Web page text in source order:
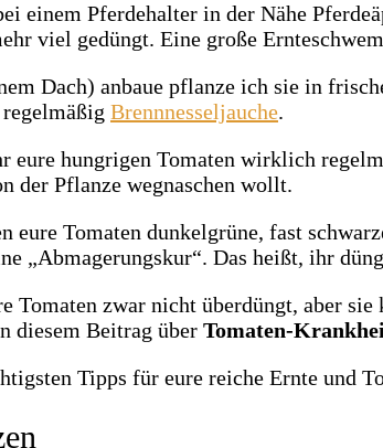
einem Pferdehalter in der Nähe
viel gedüngt. Eine große
Dach) anbaue pflanze ich sie in
Brennnesseljauche.
eure hungrigen Tomaten wirklich
der Pflanze wegnaschen wollt.
eure Tomaten dunkelgrüne, fast
„Abmagerungskur“. Das heißt, ihr
Tomaten zwar nicht überdüngt, aber
diesem Beitrag über Tomaten-